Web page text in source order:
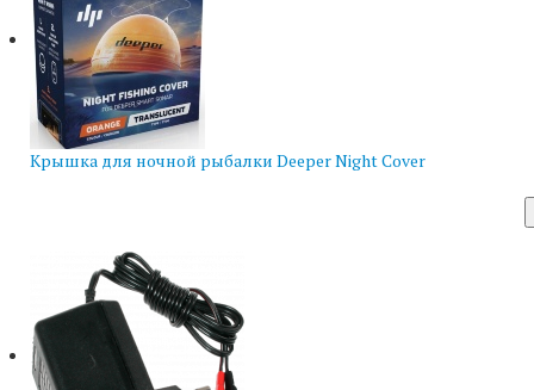
Крышка для ночной рыбалки Deeper Night Cover